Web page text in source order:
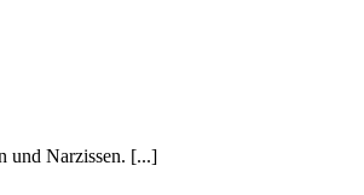
und Narzissen. [...]